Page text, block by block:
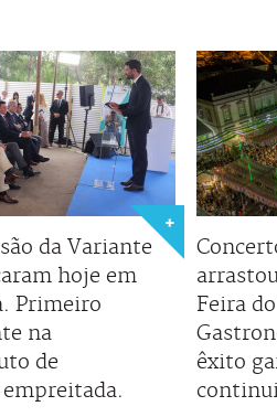
da Variante
hoje em
Primeiro
na
de
empreitada.
Feira
êxito